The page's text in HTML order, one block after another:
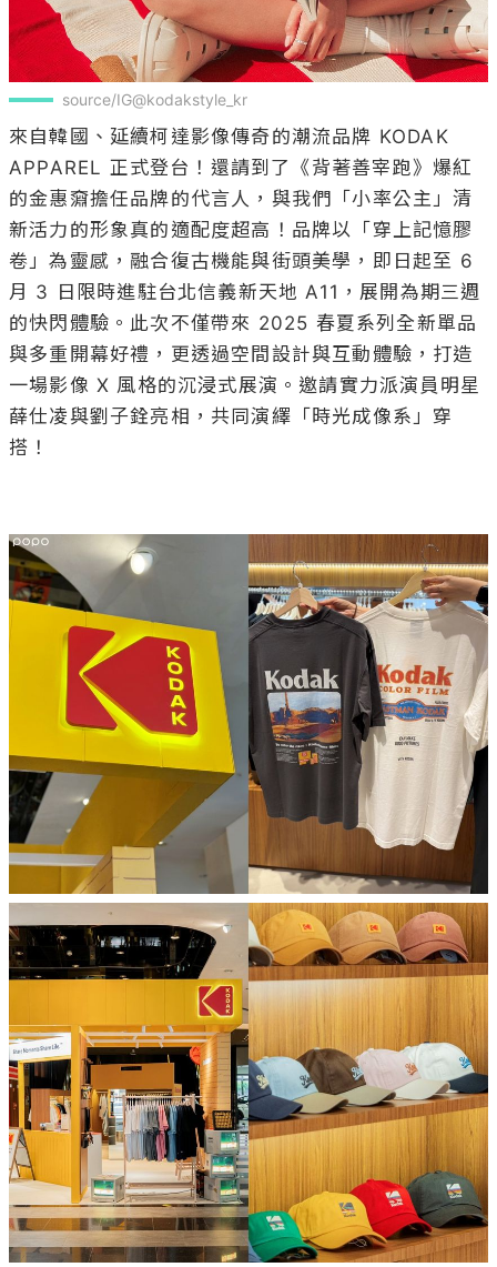
source/IG@kodakstyle_kr
來自韓國、延續柯達影像傳奇的潮流品牌 KODAK
APPAREL 正式登台！還請到了《背著善宰跑》爆紅
的金惠奫擔任品牌的代言人，與我們「小率公主」清
新活力的形象真的適配度超高！品牌以「穿上記憶膠
卷」為靈感，融合復古機能與街頭美學，即日起至 6
月 3 日限時進駐台北信義新天地 A11，展開為期三週
的快閃體驗。此次不僅帶來 2025 春夏系列全新單品
與多重開幕好禮，更透過空間設計與互動體驗，打造
一場影像 X 風格的沉浸式展演。邀請實力派演員明星
薛仕凌與劉子銓亮相，共同演繹「時光成像系」穿
搭！